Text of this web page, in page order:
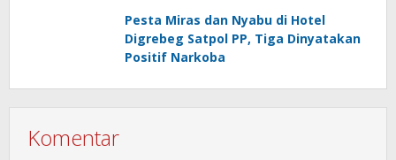
Pesta Miras dan Nyabu di Hotel
Digrebeg Satpol PP, Tiga Dinyatakan
Positif Narkoba
Komentar